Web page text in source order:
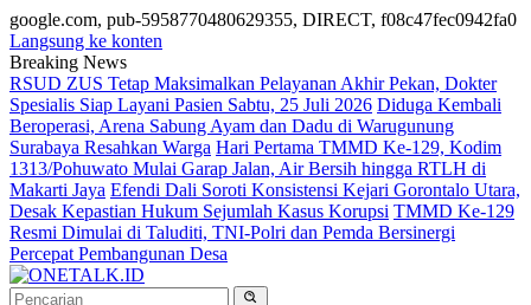
google.com, pub-5958770480629355, DIRECT, f08c47fec0942fa0
Langsung ke konten
Breaking News
RSUD ZUS Tetap Maksimalkan Pelayanan Akhir Pekan, Dokter
Spesialis Siap Layani Pasien Sabtu, 25 Juli 2026 Diduga Kembali
Beroperasi, Arena Sabung Ayam dan Dadu di Warugunung
Surabaya Resahkan Warga Hari Pertama TMMD Ke-129, Kodim
1313/Pohuwato Mulai Garap Jalan, Air Bersih hingga RTLH di
Makarti Jaya Efendi Dali Soroti Konsistensi Kejari Gorontalo Utara,
Desak Kepastian Hukum Sejumlah Kasus Korupsi TMMD Ke-129
Resmi Dimulai di Taluditi, TNI-Polri dan Pemda Bersinergi
Percepat Pembangunan Desa